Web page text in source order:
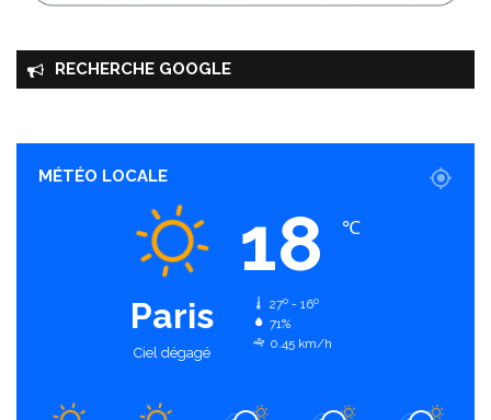
RECHERCHE GOOGLE
MÉTÉO LOCALE
Paris
Ciel dégagé
18 ℃
27º - 16º
71%
0.45 km/h